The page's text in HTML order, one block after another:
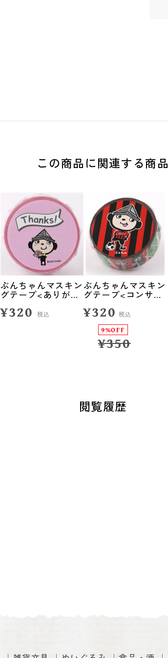
この商品に関連する商品
ぶんちゃんマスキン
グテープ<ありがと
¥320 税込
ぶんちゃんマスキン
グテープ<コンサド
¥320 税込
9%OFF
¥350
閲覧履歴